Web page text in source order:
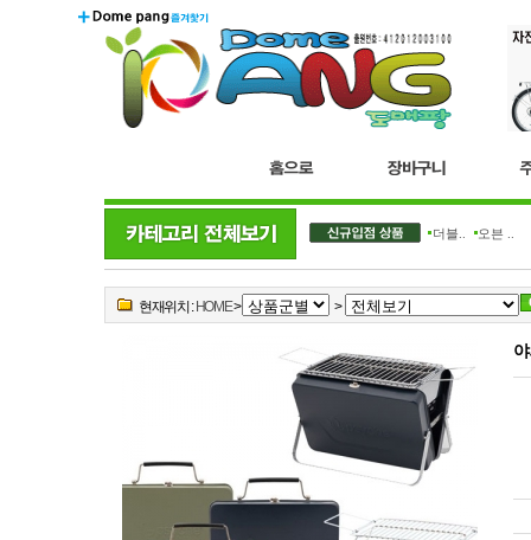
더블.. 오븐 ..
현재위치 : HOME> >